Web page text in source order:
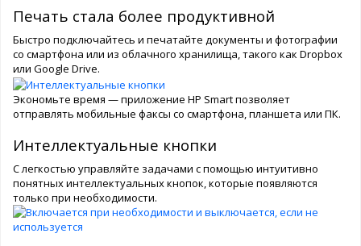
Печать стала более продуктивной
Быстро подключайтесь и печатайте документы и фотографии
со смартфона или из облачного хранилища, такого как Dropbox
или Google Drive.
Экономьте время — приложение HP Smart позволяет
отправлять мобильные факсы со смартфона, планшета или ПК.
Интеллектуальные кнопки
С легкостью управляйте задачами с помощью интуитивно
понятных интеллектуальных кнопок, которые появляются
только при необходимости.